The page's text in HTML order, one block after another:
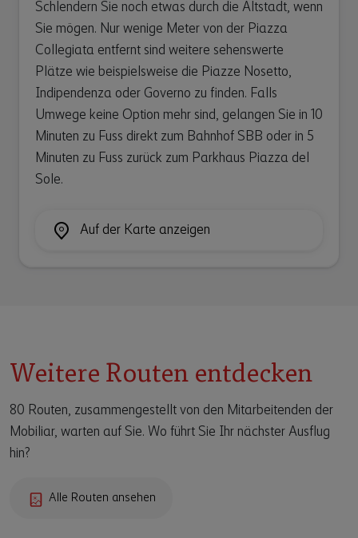
Schlendern Sie noch etwas durch die Altstadt, wenn
Sie mögen. Nur wenige Meter von der Piazza
Collegiata entfernt sind weitere sehenswerte
Plätze wie beispielsweise die Piazze Nosetto,
Indipendenza oder Governo zu finden. Falls
Umwege keine Option mehr sind, gelangen Sie in 10
Minuten zu Fuss direkt zum Bahnhof SBB oder in 5
Minuten zu Fuss zurück zum Parkhaus Piazza del
Sole.
Auf der Karte anzeigen
Weitere Routen entdecken
80 Routen, zusammengestellt von den Mitarbeitenden der
Mobiliar, warten auf Sie. Wo führt Sie Ihr nächster Ausflug
hin?
Alle Routen ansehen